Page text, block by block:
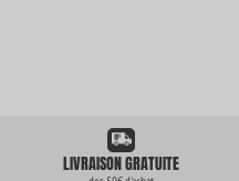
LIVRAISON GRATUITE